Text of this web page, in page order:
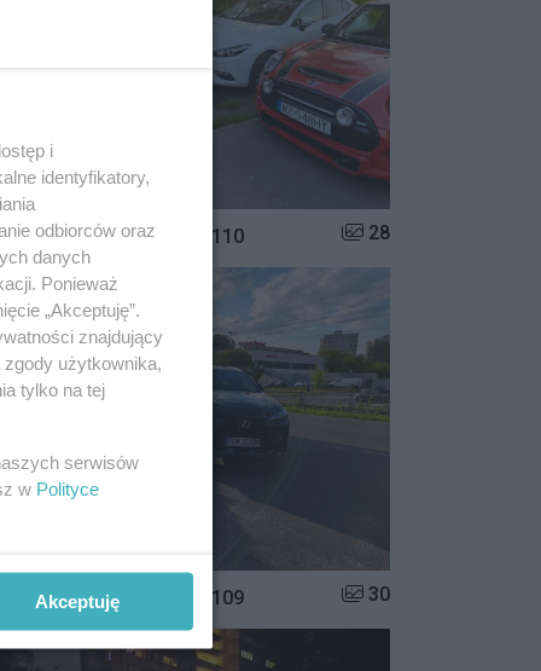
parkowania #110 Liczba zdjęć w galerii:
28
parkowania #109 Liczba zdjęć w galerii:
30
i
identyfikatory,
odbiorców oraz
danych
Ponieważ
„Akceptuję”.
znajdujący
użytkownika,
tylko na tej
serwisów
w Polityce
Akceptuję